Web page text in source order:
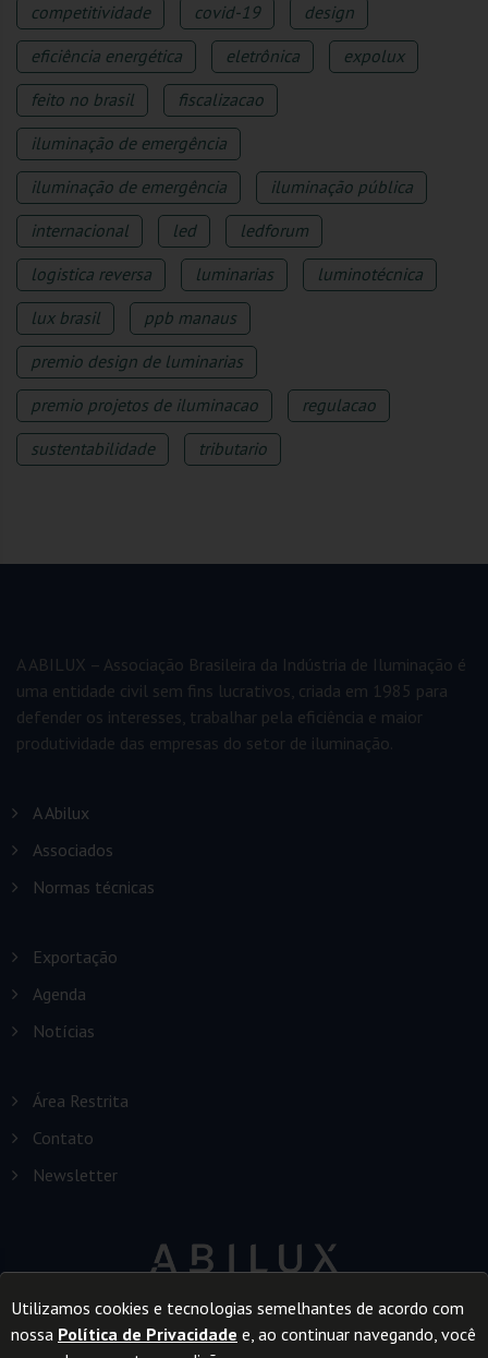
competitividade covid-19
design
eficiência energética
eletrônica
expolux
feito no brasil
fiscalizacao
iluminação de emergência
iluminação de emergência
iluminação pública
internacional
led
ledforum
logistica reversa
luminarias
luminotécnica
lux brasil
ppb manaus
premio design de luminarias
premio projetos de iluminacao
regulacao
sustentabilidade
tributario
A ABILUX – Associação Brasileira da Indústria de Iluminação é
uma entidade civil sem fins lucrativos, criada em 1985 para
defender os interesses, trabalhar pela eficiência e maior
produtividade das empresas do setor de iluminação.
A Abilux
Associados
Normas técnicas
Exportação
Agenda
Notícias
Área Restrita
Contato
Newsletter
Utilizamos cookies e tecnologias semelhantes de acordo com
nossa Política de Privacidade e, ao continuar navegando, você